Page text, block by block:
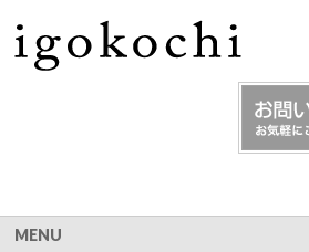
MENU